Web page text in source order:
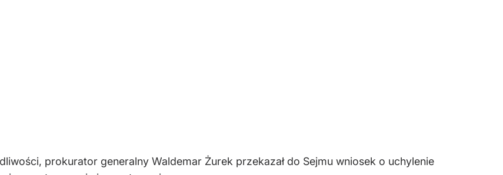
prokurator generalny Waldemar Żurek przekazał do Sejmu wniosek o uchylenie